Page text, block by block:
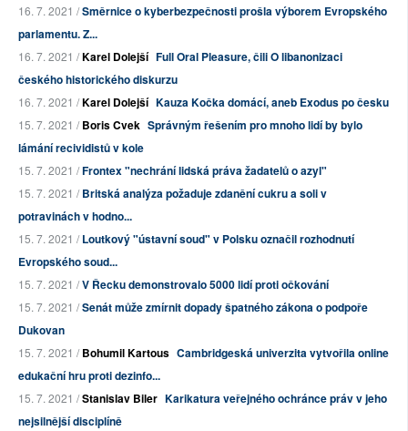
16. 7. 2021 /Směrnice o kyberbezpečnosti prošla výborem Evropského
parlamentu. Z...
16. 7. 2021 /Karel Dolejší Full Oral Pleasure, čili O libanonizaci
českého historického diskurzu
16. 7. 2021 /Karel Dolejší Kauza Kočka domácí, aneb Exodus po česku
15. 7. 2021 /Boris Cvek Správným řešením pro mnoho lidí by bylo
lámání recividistů v kole
15. 7. 2021 /Frontex "nechrání lidská práva žadatelů o azyl"
15. 7. 2021 /Britská analýza požaduje zdanění cukru a soli v
potravinách v hodno...
15. 7. 2021 /Loutkový "ústavní soud" v Polsku označil rozhodnutí
Evropského soud...
15. 7. 2021 /V Řecku demonstrovalo 5000 lidí proti očkování
15. 7. 2021 /Senát může zmírnit dopady špatného zákona o podpoře
Dukovan
15. 7. 2021 /Bohumil Kartous Cambridgeská univerzita vytvořila online
edukační hru proti dezinfo...
15. 7. 2021 /Stanislav Biler Karikatura veřejného ochránce práv v jeho
nejsilnější disciplíně